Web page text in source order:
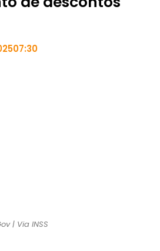
07:30
| Via INSS